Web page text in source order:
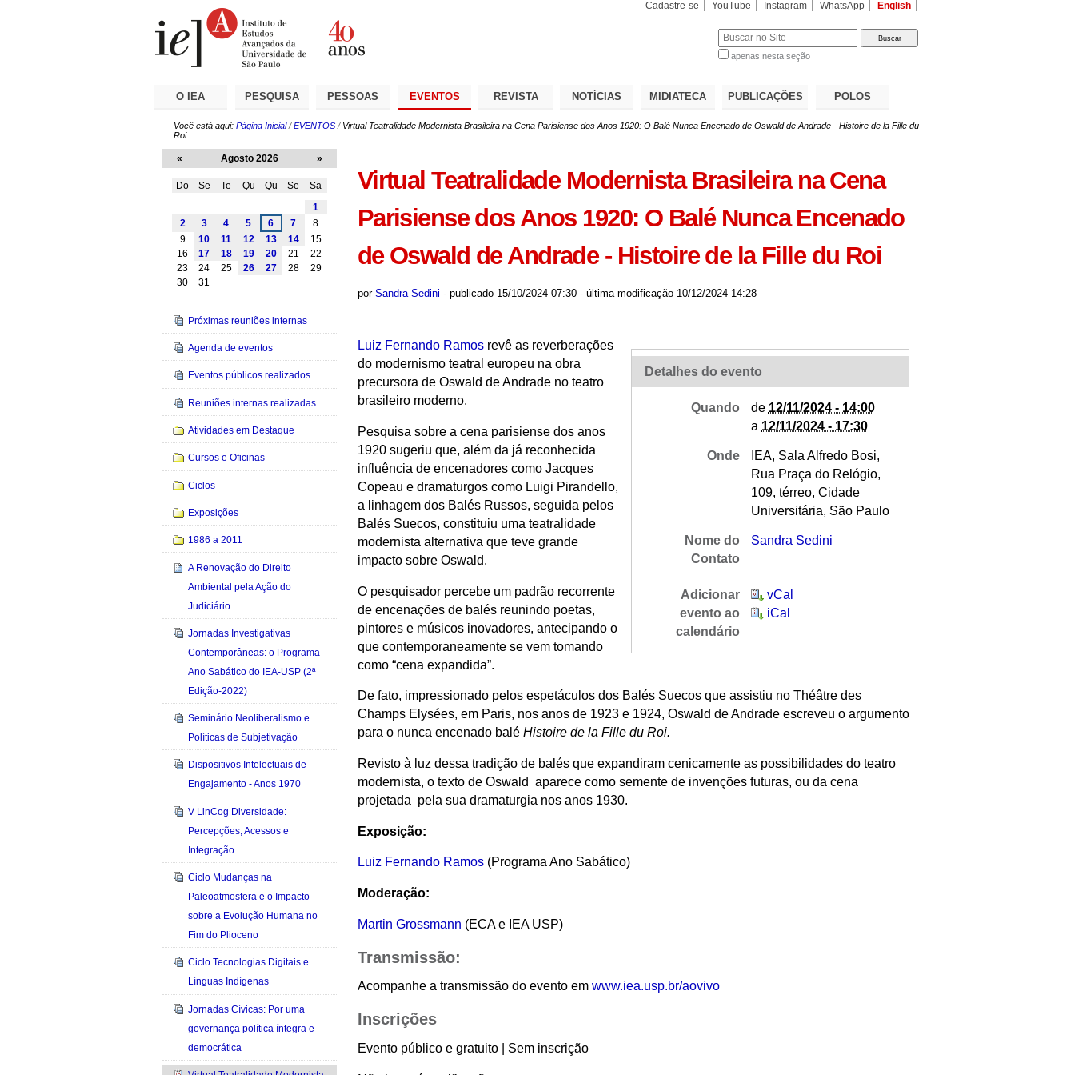
Cadastre-se YouTube Instagram WhatsApp English
apenas nesta seção
O IEA PESQUISA PESSOAS EVENTOS REVISTA NOTÍCIAS MIDIATECA PUBLICAÇÕES POLOS
Você está aqui: Página Inicial /EVENTOS / Virtual Teatralidade Modernista Brasileira na Cena Parisiense dos Anos 1920: O Balé Nunca Encenado de Oswald de Andrade - Histoire de la Fille du
Roi
Virtual Teatralidade Modernista Brasileira na Cena
Parisiense dos Anos 1920: O Balé Nunca Encenado
de Oswald de Andrade - Histoire de la Fille du Roi
por Sandra Sedini - publicado15/10/2024 07:30 - última modificação10/12/2024 14:28
Detalhes do evento
Quando de 12/11/2024 - 14:00
a 12/11/2024 - 17:30
Onde
IEA, Sala Alfredo Bosi,
Rua Praça do Relógio,
109, térreo, Cidade
Universitária, São Paulo
Nome do
Contato
Sandra Sedini
Adicionar
evento ao
calendário
vCal
iCal
Luiz Fernando Ramosrevê as reverberações
do modernismo teatral europeu na obra
precursora de Oswald de Andrade no teatro
brasileiro moderno.
Pesquisa sobre a cena parisiense dos anos
1920 sugeriu que, além da já reconhecida
influência de encenadores como Jacques
Copeau e dramaturgos como Luigi Pirandello,
a linhagem dos Balés Russos, seguida pelos
Balés Suecos, constituiu uma teatralidade
modernista alternativa que teve grande
impacto sobre Oswald.
O pesquisador percebe um padrão recorrente
de encenações de balés reunindo poetas,
pintores e músicos inovadores, antecipando o
que contemporaneamente se vem tomando
como “cena expandida”.
De fato, impressionado pelos espetáculos dos Balés Suecos que assistiu no Théâtre des
Champs Elysées, em Paris, nos anos de 1923 e 1924, Oswald de Andrade escreveu o argumento
para o nunca encenado balé Histoire de la Fille du Roi.
Revisto à luz dessa tradição de balés que expandiram cenicamente as possibilidades do teatro
modernista, o texto de Oswald aparece como semente de invenções futuras, ou da cena
projetada pela sua dramaturgia nos anos 1930.
Exposição:
Luiz Fernando Ramos(Programa Ano Sabático)
Moderação:
Martin Grossmann (ECA e IEA USP)
Transmissão:
Acompanhe a transmissão do evento em www.iea.usp.br/aovivo
Inscrições
Evento público e gratuito | Sem inscrição
« Agosto 2026 »
Do Se Te Qu Qu Se
Sa
1
2
3 4 5 6 7
8
9
10 11 12 13 14
15
16
17 18 19 20 21
22
23
24 25 26 27 28
29
30
31
Navegação
Próximas reuniões internas
Agenda de eventos
Eventos públicos realizados
Reuniões internas realizadas
Atividades em Destaque
Cursos e Oficinas
Ciclos
Exposições
1986 a 2011
A Renovação do Direito
Ambiental pela Ação do
Judiciário
Jornadas Investigativas
Contemporâneas: o Programa
Ano Sabático do IEA-USP (2ª
Edição-2022)
Seminário Neoliberalismo e
Políticas de Subjetivação
Dispositivos Intelectuais de
Engajamento - Anos 1970
V LinCog Diversidade:
Percepções, Acessos e
Integração
Ciclo Mudanças na
Paleoatmosfera e o Impacto
sobre a Evolução Humana no
Fim do Plioceno
Ciclo Tecnologias Digitais e
Línguas Indígenas
Jornadas Cívicas: Por uma
governança política íntegra e
democrática